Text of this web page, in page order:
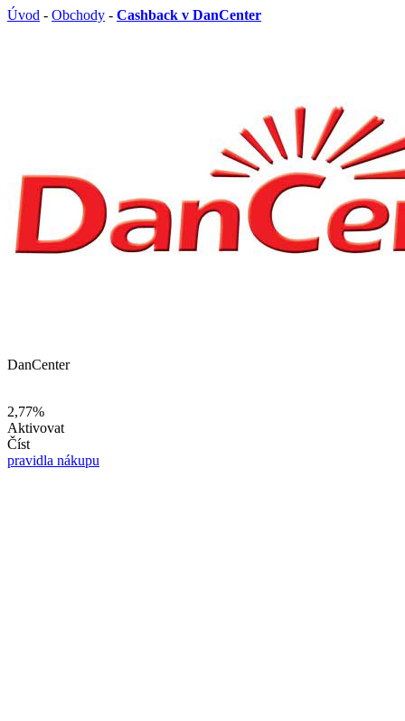
Úvod - Obchody - Cashback v DanCenter
DanCenter
2,77%
Aktivovat
Číst
pravidla nákupu